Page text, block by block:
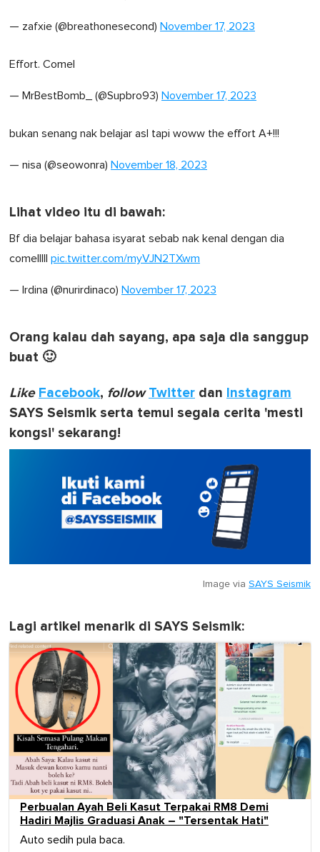
— zafxie (@breathonesecond) November 17, 2023
Effort. Comel
— MrBestBomb_ (@Supbro93) November 17, 2023
bukan senang nak belajar asl tapi woww the effort A+!!!
— nisa (@seowonra) November 18, 2023
Lihat video itu di bawah:
Bf dia belajar bahasa isyarat sebab nak kenal dengan dia
comelllll pic.twitter.com/myVJN2TXwm
— Irdina (@nurirdinaco) November 17, 2023
Orang kalau dah sayang, apa saja dia sanggup
buat 🙂
Like Facebook, follow Twitter dan Instagram
SAYS Seismik serta temui segala cerita 'mesti
kongsi' sekarang!
Image via SAYS Seismik
Lagi artikel menarik di SAYS Seismik:
Perbualan Ayah Beli Kasut Terpakai RM8 Demi
Hadiri Majlis Graduasi Anak – "Tersentak Hati"
Auto sedih pula baca.